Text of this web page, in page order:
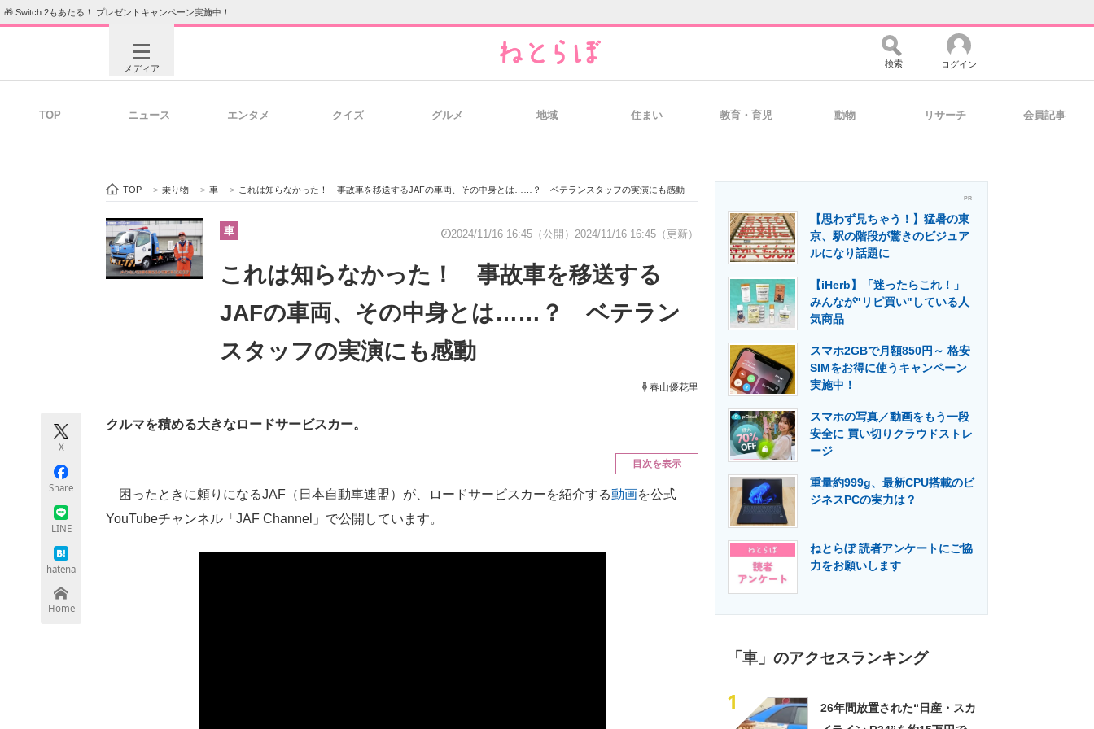
🎁 Switch 2もあたる！ プレゼントキャンペーン実施中！
メディア
ビジネスと働き方のヒント 経営リーダーのコミュニティ マーケ×ITの今がよく分かる
企業向けIT製品の総合サイト 製造業のIT導入・活用を支援
エネルギーの専門メディア 建設×テクノロジーの最前線
検索 ログイン
TOP ニュース エンタメ クイズ グルメ 地域 住まい 教育・育児 動物 リサーチ 会員記事
TOP > 乗り物 > 車 > これは知らなかった！ 事故車を移送するJAFの車両、その中身とは……？ ベテランスタッフの実演にも感動
車 2024/11/16 16:45（公開） 2024/11/16 16:45（更新）
これは知らなかった！ 事故車を移送する
JAFの車両、その中身とは……？ ベテラン
スタッフの実演にも感動
春山優花里
X
Share
LINE
hatena
Home
クルマを積める大きなロードサービスカー。
目次を表示
困ったときに頼りになるJAF（日本自動車連盟）が、ロードサービスカーを紹介する動画を公式
YouTubeチャンネル「JAF Channel」で公開しています。
- PR -
【思わず見ちゃう！】猛暑の東
京、駅の階段が驚きのビジュア
ルになり話題に
【iHerb】「迷ったらこれ！」
みんなが"リピ買い"している人
気商品
スマホ2GBで月額850円～ 格安
SIMをお得に使うキャンペーン
実施中！
スマホの写真／動画をもう一段
安全に 買い切りクラウドストレ
ージ
重量約999g、最新CPU搭載のビ
ジネスPCの実力は？
ねとらぼ 読者アンケートにご協
力をお願いします
「車」のアクセスランキング
1
26年間放置された“日産・スカ